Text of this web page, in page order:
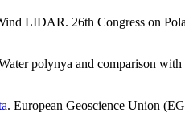
LIDAR. 26th Congress on
polynya and comparison
. European Geoscience Union